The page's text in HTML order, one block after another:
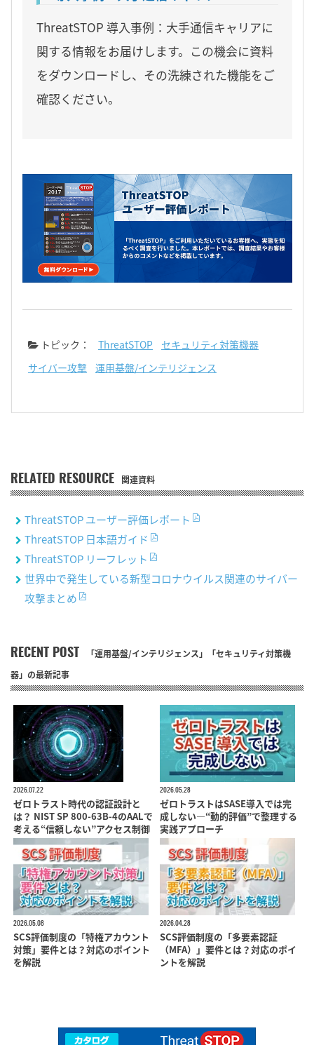
ThreatSTOP 導入事例：大手通信キャリアに
関する情報をお届けします。この機会に資料
をダウンロードし、その洗練された機能をご
確認ください。
トピック： ThreatSTOP
セキュリティ対策機器
サイバー攻撃 運用基盤/インテリジェンス
RELATED RESOURCE 関連資料
ThreatSTOP ユーザー評価レポート
ThreatSTOP 日本語ガイド
ThreatSTOP リーフレット
世界中で発生している新型コロナウイルス関連のサイバー
攻撃まとめ
RECENT POST
「運用基盤/インテリジェンス」「セキュリティ対策機
器」の最新記事
2026.07.22
ゼロトラスト時代の認証設計と
は？ NIST SP 800-63B-4のAALで
考える“信頼しない”アクセス制御
2026.05.28
ゼロトラストはSASE導入では完
成しない―“動的評価”で整理する
実践アプローチ
2026.05.08
SCS評価制度の「特権アカウント
対策」要件とは？対応のポイント
を解説
2026.04.28
SCS評価制度の「多要素認証
（MFA）」要件とは？対応のポイ
ントを解説